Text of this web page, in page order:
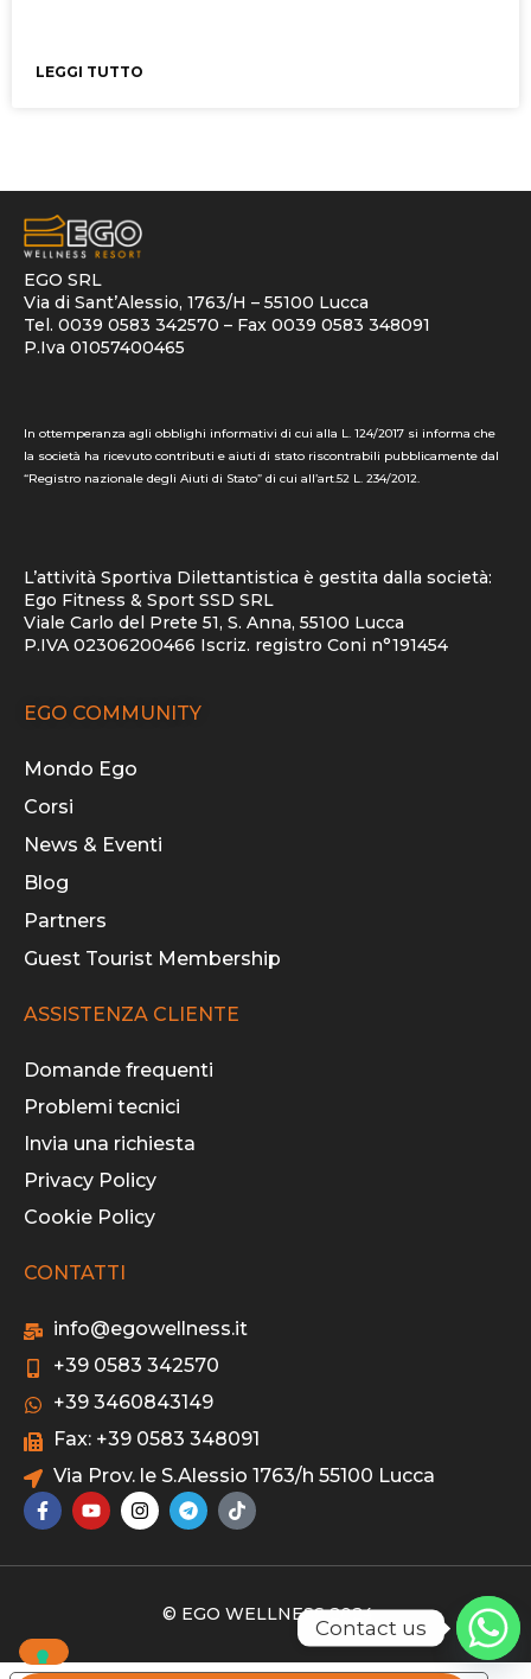
LEGGI TUTTO
EGO SRL
Via di Sant’Alessio, 1763/H – 55100 Lucca
Tel. 0039 0583 342570 – Fax 0039 0583 348091
P.Iva 01057400465
In ottemperanza agli obblighi informativi di cui alla L. 124/2017 si informa che
la società ha ricevuto contributi e aiuti di stato riscontrabili pubblicamente dal
“Registro nazionale degli Aiuti di Stato” di cui all’art.52 L. 234/2012.
L’attività Sportiva Dilettantistica è gestita dalla società:
Ego Fitness & Sport SSD SRL
Viale Carlo del Prete 51, S. Anna, 55100 Lucca
P.IVA 02306200466 Iscriz. registro Coni n°191454
EGO COMMUNITY
Mondo Ego
Corsi
News & Eventi
Blog
Partners
Guest Tourist Membership
ASSISTENZA CLIENTE
Domande frequenti
Problemi tecnici
Invia una richiesta
Privacy Policy
Cookie Policy
CONTATTI
info@egowellness.it
+39 0583 342570
+39 3460843149
Fax: +39 0583 348091
Via Prov. le S.Alessio 1763/h 55100 Lucca
© EGO WELLNESS 2024
Contact us